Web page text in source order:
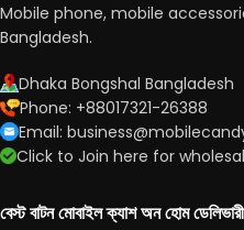
Mobile phone, mobile
Bangladesh.
Dhaka Bongshal Bangladesh
Phone: +88017321-26388
Email:
Click to Join here for
বেস্ট বাটন মোবাইল ক্যাশ অন হোম ডেলিভারী